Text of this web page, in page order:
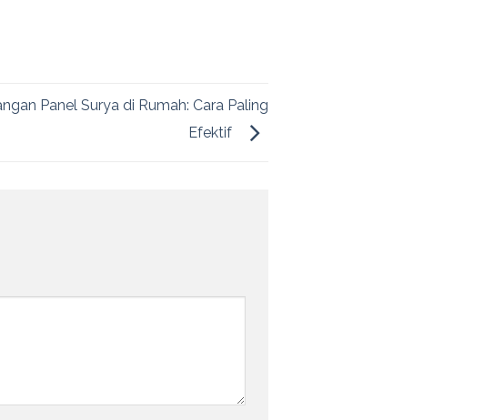
Panel Surya di Rumah: Cara Paling
Efektif